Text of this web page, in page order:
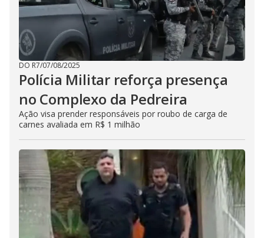
DO R7/07/08/2025
Polícia Militar reforça presença
no Complexo da Pedreira
Ação visa prender responsáveis por roubo de carga de
carnes avaliada em R$ 1 milhão